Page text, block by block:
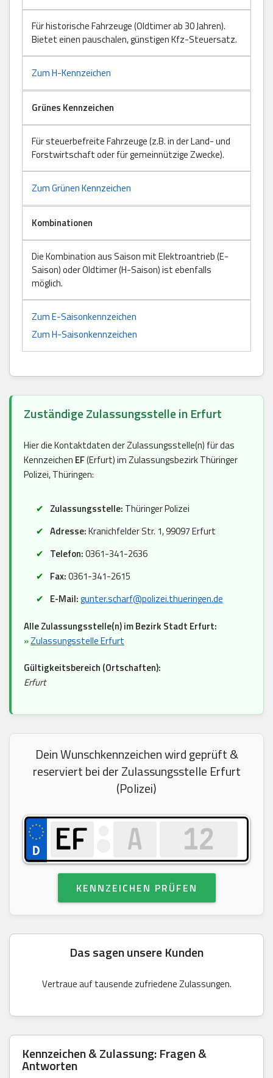
Für historische Fahrzeuge (Oldtimer ab 30 Jahren).
Bietet einen pauschalen, günstigen Kfz-Steuersatz.
Zum H-Kennzeichen
Grünes Kennzeichen
Für steuerbefreite Fahrzeuge (z.B. in der Land- und
Forstwirtschaft oder für gemeinnützige Zwecke).
Zum Grünen Kennzeichen
Kombinationen
Die Kombination aus Saison mit Elektroantrieb (E-
Saison) oder Oldtimer (H-Saison) ist ebenfalls
möglich.
Zum E-Saisonkennzeichen
Zum H-Saisonkennzeichen
Zuständige Zulassungsstelle in Erfurt
Hier die Kontaktdaten der Zulassungsstelle(n) für das
Kennzeichen EF(Erfurt) im Zulassungsbezirk Thüringer
Polizei, Thüringen:
Zulassungsstelle: Thüringer Polizei
Adresse:Kranichfelder Str. 1, 99097 Erfurt
Telefon:0361-341-2636
Fax:0361-341-2615
E-Mail:gunter.scharf@polizei.thueringen.de
Alle Zulassungsstelle(n) im Bezirk Stadt Erfurt:
»Zulassungsstelle Erfurt
Gültigkeitsbereich (Ortschaften):
Erfurt
Dein Wunschkennzeichen wird geprüft &
reserviert bei der Zulassungsstelle Erfurt
(Polizei)
KENNZEICHEN PRÜFEN
Das sagen unsere Kunden
Vertraue auf tausende zufriedene Zulassungen.
Kennzeichen & Zulassung: Fragen &
Antworten